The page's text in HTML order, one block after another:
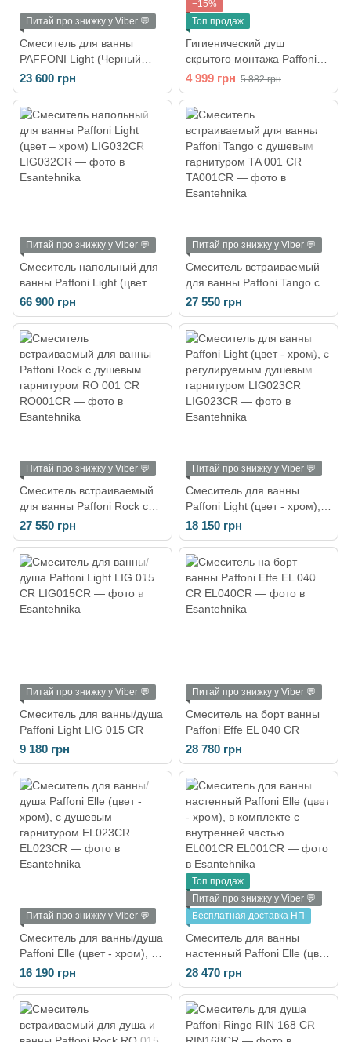
Питай про знижку у Viber 💬
Смеситель для ванны
PAFFONI Light (Черный
матовый) LIG023NO
23 600 грн
−15%
Топ продаж
Гигиенический душ
скрытого монтажа Paffoni
Tweet Round Mix со
смесителем и шлангом
(цвет - хром) ZDUP 110 CR
4 999 грн 5 882 грн
Питай про знижку у Viber 💬
Смеситель напольный для
ванны Paffoni Light (цвет –
хром) LIG032CR
66 900 грн
Питай про знижку у Viber 💬
Смеситель встраиваемый
для ванны Paffoni Tango с
душевым гарнитуром TA
001 CR
27 550 грн
Питай про знижку у Viber 💬
Смеситель встраиваемый
для ванны Paffoni Rock с
душевым гарнитуром RO
001 CR
27 550 грн
Питай про знижку у Viber 💬
Смеситель для ванны
Paffoni Light (цвет - хром), с
регулируемым душевым
гарнитуром LIG023CR
18 150 грн
Питай про знижку у Viber 💬
Смеситель для ванны/душа
Paffoni Light LIG 015 CR
9 180 грн
Питай про знижку у Viber 💬
Смеситель на борт ванны
Paffoni Effe EL 040 CR
28 780 грн
Питай про знижку у Viber 💬
Смеситель для ванны/душа
Paffoni Elle (цвет - хром), с
душевым гарнитуром
EL023CR
16 190 грн
Топ продаж
Питай про знижку у Viber 💬
Бесплатная доставка НП
Смеситель для ванны
настенный Paffoni Elle (цвет
- хром), в комплекте с
внутренней частью
EL001CR
28 470 грн